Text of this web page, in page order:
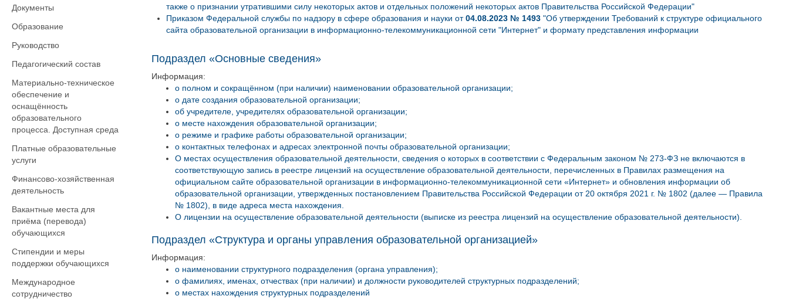
Документы
Образование
Руководство
Педагогический состав
Материально-техническое
обеспечение и
оснащённость
образовательного
процесса. Доступная среда
Платные образовательные
услуги
Финансово-хозяйственная
деятельность
Вакантные места для
приёма (перевода)
обучающихся
Стипендии и меры
поддержки обучающихся
Международное
сотрудничество
также о признании утратившими силу некоторых актов и отдельных положений некоторых актов Правительства Российской Федерации"
Приказом Федеральной службы по надзору в сфере образования и науки от04.08.2023 № 1493 "Об утверждении Требований к структуре официального
сайта образовательной организации в информационно-телекоммуникационной сети "Интернет" и формату представления информации
Подраздел «Основные сведения»
Информация:
о полном и сокращённом (при наличии) наименовании образовательной организации;
о дате создания образовательной организации;
об учредителе, учредителях образовательной организации;
о месте нахождения образовательной организации;
о режиме и графике работы образовательной организации;
о контактных телефонах и адресах электронной почты образовательной организации;
О местах осуществления образовательной деятельности, сведения о которых в соответствии с Федеральным законом № 273-ФЗ не включаются в
соответствующую запись в реестре лицензий на осуществление образовательной деятельности, перечисленных в Правилах размещения на
официальном сайте образовательной организации в информационно-телекоммуникационной сети «Интернет» и обновления информации об
образовательной организации, утвержденных постановлением Правительства Российской Федерации от 20 октября 2021 г. № 1802 (далее — Правила
№ 1802), в виде адреса места нахождения.
О лицензии на осуществление образовательной деятельности (выписке из реестра лицензий на осуществление образовательной деятельности).
Подраздел «Структура и органы управления образовательной организацией»
Информация:
о наименовании структурного подразделения (органа управления);
о фамилиях, именах, отчествах (при наличии) и должности руководителей структурных подразделений;
о местах нахождения структурных подразделений